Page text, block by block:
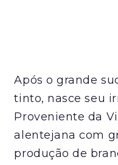
Após o grande
tinto, nasce seu
Proveniente da
alentejana com
produção de